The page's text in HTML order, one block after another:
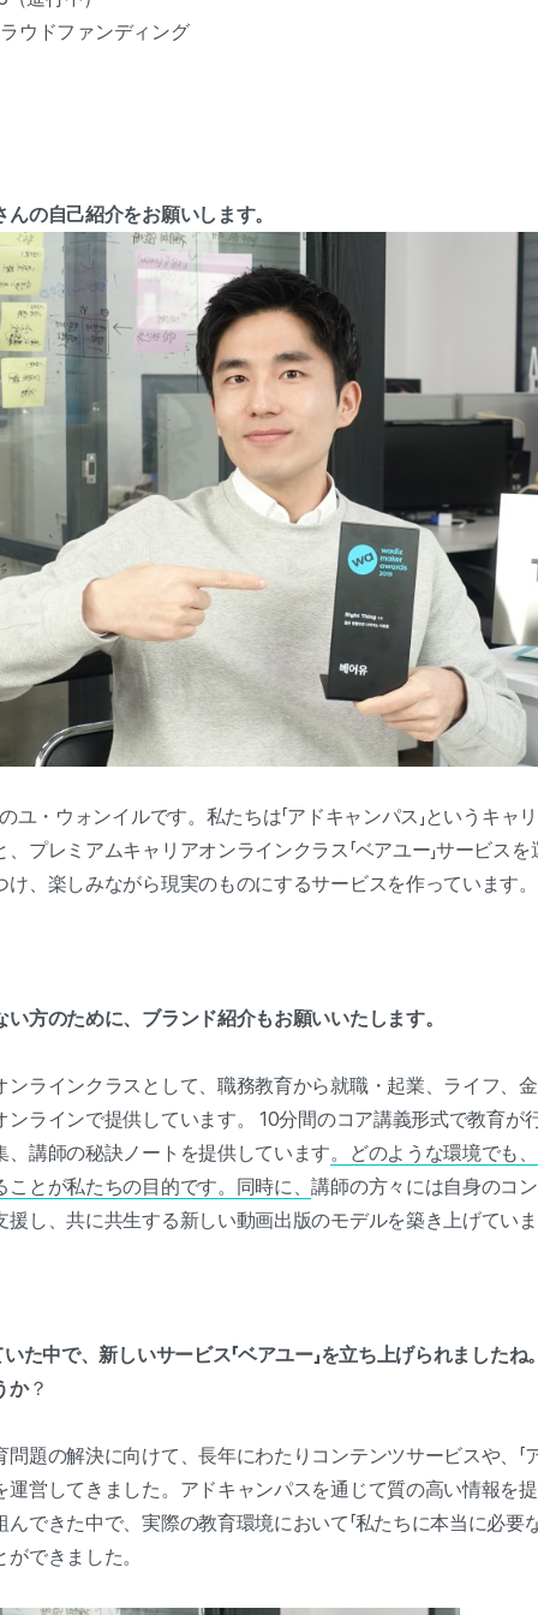
ウドファンディング
の自己紹介をお願いします。
ユ・ウォンイルです。私たちは「アドキャンパス」というキャ
プレミアムキャリアオンラインクラス「ベアユー」サービス
、楽しみながら現実のものにするサービスを作っています。
方のために、ブランド紹介もお願いいたします。
ンラインクラスとして、職務教育から就職・起業、ライフ、
ンラインで提供しています。 10分間のコア講義形式で教育が
、講師の秘訣ノートを提供しています。どのような環境でも
ことが私たちの目的です。同時に、講師の方々には自身のコ
援し、共に共生する新しい動画出版のモデルを築き上げてい
いた中で、新しいサービス「ベアユー」を立ち上げられました
か？
題の解決に向けて、長年にわたりコンテンツサービスや、「
運営してきました。アドキャンパスを通じて質の高い情報を
できた中で、実際の教育環境において「私たちに本当に必要
できました。